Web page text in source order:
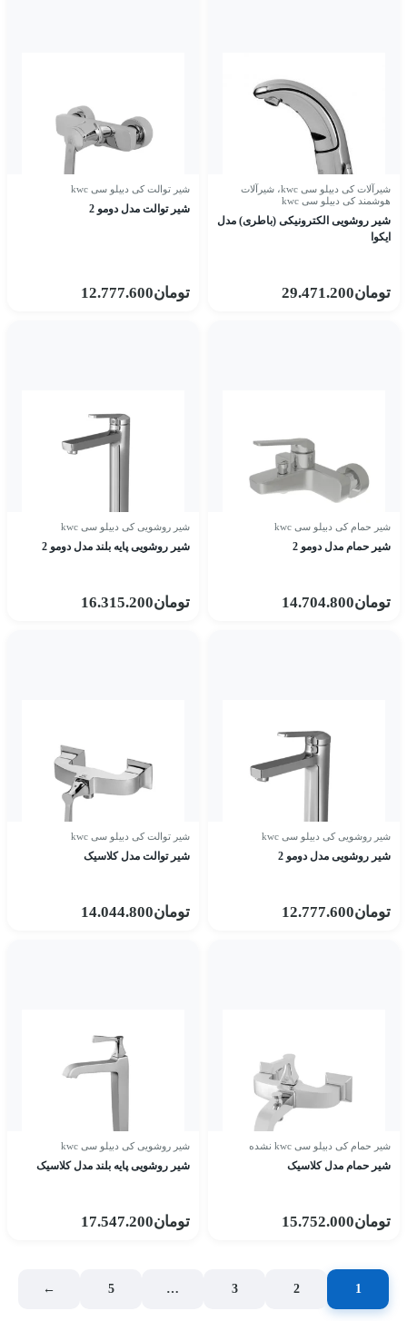
شیرآلات کی دبیلو سی kwc ، شیرآلات
هوشمند کی دبیلو سی kwc
شیر روشویی الکترونیکی (باطری) مدل
ایکوا
تومان29.471.200
شیر توالت کی دبیلو سی kwc
شیر توالت مدل دومو 2
تومان12.777.600
شیر حمام کی دبیلو سی kwc
شیر حمام مدل دومو 2
تومان14.704.800
شیر روشویی کی دبیلو سی kwc
شیر روشویی پایه بلند مدل دومو 2
تومان16.315.200
شیر روشویی کی دبیلو سی kwc
شیر روشویی مدل دومو 2
تومان12.777.600
شیر توالت کی دبیلو سی kwc
شیر توالت مدل کلاسیک
تومان14.044.800
شیر حمام کی دبیلو سی kwc نشده
شیر حمام مدل کلاسیک
تومان15.752.000
شیر روشویی کی دبیلو سی kwc
شیر روشویی پایه بلند مدل کلاسیک
تومان17.547.200
1
2
3
…
5
←